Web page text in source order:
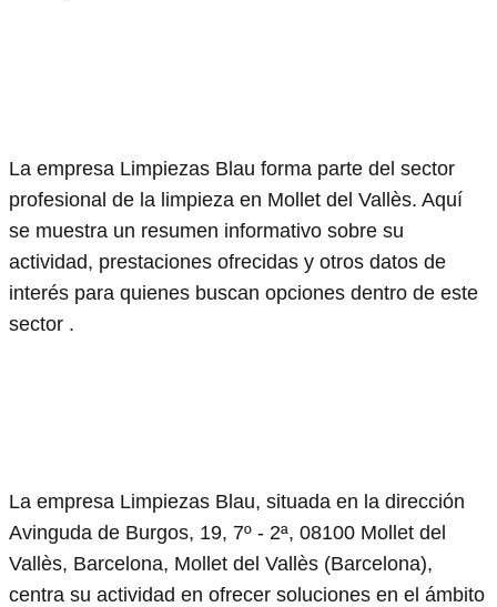
La empresa Limpiezas Blau forma parte del sector
profesional de la limpieza en Mollet del Vallès. Aquí
se muestra un resumen informativo sobre su
actividad, prestaciones ofrecidas y otros datos de
interés para quienes buscan opciones dentro de este
sector .
La empresa Limpiezas Blau, situada en la dirección
Avinguda de Burgos, 19, 7º - 2ª, 08100 Mollet del
Vallès, Barcelona, Mollet del Vallès (Barcelona),
centra su actividad en ofrecer soluciones en el ámbito